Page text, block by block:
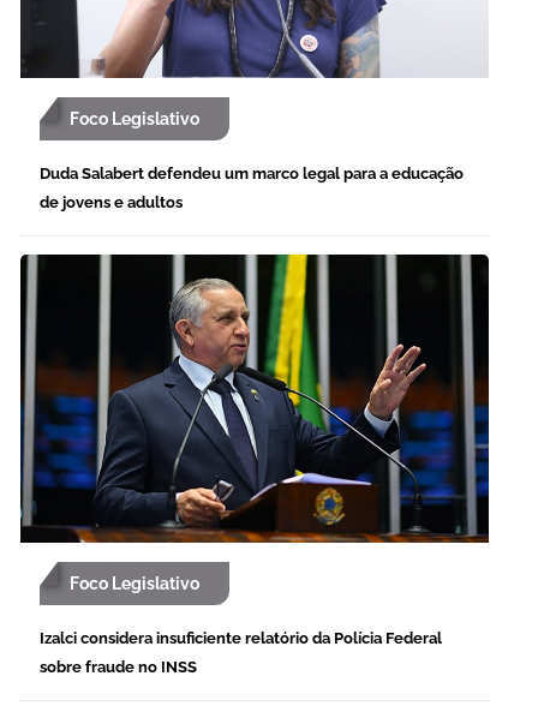
Foco Legislativo
Duda Salabert defendeu um marco legal para a educação
de jovens e adultos
Foco Legislativo
Izalci considera insuficiente relatório da Polícia Federal
sobre fraude no INSS